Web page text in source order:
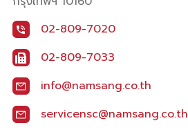
02-809-7020
02-809-7033
info@namsang.co.th
servicensc@namsang.co.th